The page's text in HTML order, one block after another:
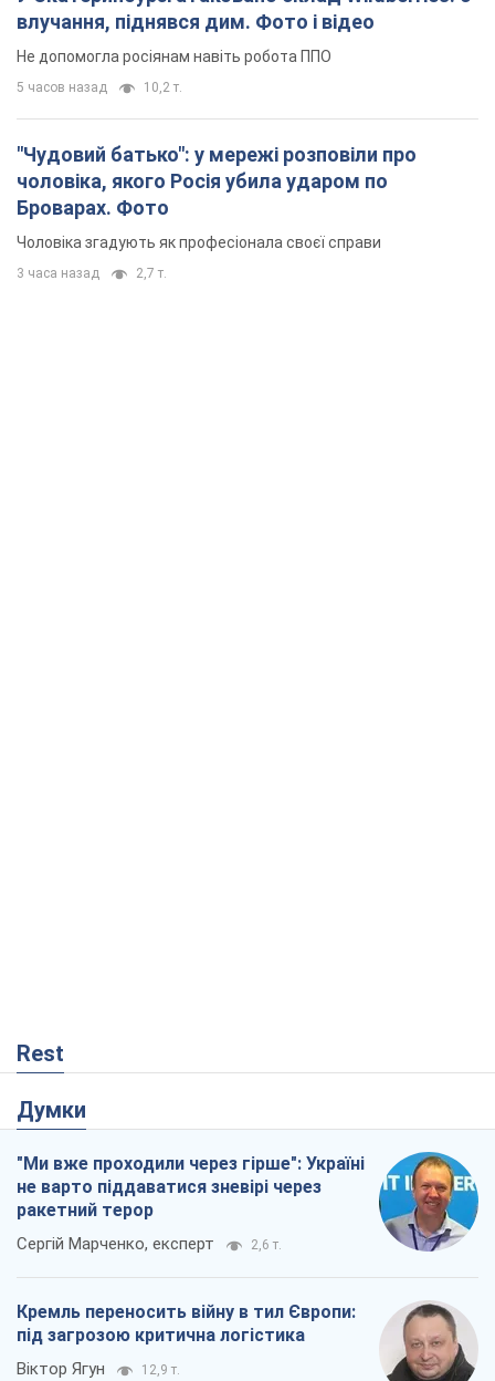
влучання, піднявся дим. Фото і відео
Не допомогла росіянам навіть робота ППО
5 часов назад 10,2 т.
"Чудовий батько": у мережі розповіли про
чоловіка, якого Росія убила ударом по
Броварах. Фото
Чоловіка згадують як професіонала своєї справи
3 часа назад 2,7 т.
Rest
Думки
"Ми вже проходили через гірше": Україні
не варто піддаватися зневірі через
ракетний терор
Сергій Марченко, експерт 2,6 т.
Кремль переносить війну в тил Європи:
під загрозою критична логістика
Віктор Ягун 12,9 т.